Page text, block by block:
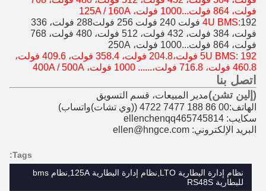
فولت، 864 فولت...
1000 فولت، 125A / 160A
4U BMS:192 فولت 240 فولت 256 فولت
288 فولت، 336
فولت، 384 فولت، 432 فولت، 512 فولت، 480 فولت، 768
فولت، 864 فولت...
1000 فولت، 250A
5U BMS: 192 فولت،204.8 فولت، 358.4 فولت، 409.6 فولت،
460.8 فولت، 716.8 فولت،...... 1000 فولت، 400A / 500A
اتصل بنا
(إلين تشن)مدير المبيعات، قسم التسويق
الهاتف:00 86 188 7477 4722 (
(وي تشات)واتساب)
سكايب: ellenchenqq465745814
البريد الإلكتروني: ellen@hngce.com
Tags:
نظام إدارة البطارية LTO,نظام إدارة البطارية 125A,نظام bms
للبطارية RS48S